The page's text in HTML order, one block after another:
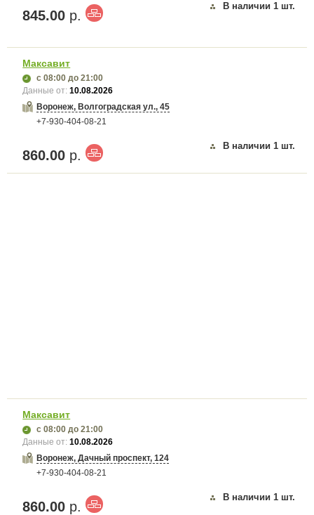
845.00 р.
В наличии 1 шт.
Максавит
с 08:00 до 21:00
Данные от:10.08.2026
Воронеж, Волгоградская ул., 45
+7-930-404-08-21
860.00 р.
В наличии 1 шт.
Максавит
с 08:00 до 21:00
Данные от:10.08.2026
Воронеж, Дачный проспект, 124
+7-930-404-08-21
860.00 р.
В наличии 1 шт.